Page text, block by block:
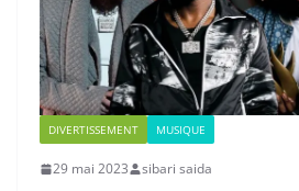
DIVERTISSEMENT MUSIQUE
29 mai 2023 sibari saida